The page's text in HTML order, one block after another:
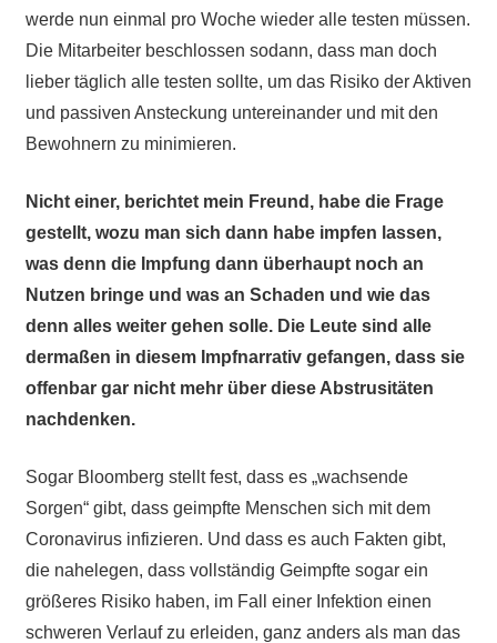
werde nun einmal pro Woche wieder alle testen müssen.
Die Mitarbeiter beschlossen sodann, dass man doch
lieber täglich alle testen sollte, um das Risiko der Aktiven
und passiven Ansteckung untereinander und mit den
Bewohnern zu minimieren.
Nicht einer, berichtet mein Freund, habe die Frage
gestellt, wozu man sich dann habe impfen lassen,
was denn die Impfung dann überhaupt noch an
Nutzen bringe und was an Schaden und wie das
denn alles weiter gehen solle. Die Leute sind alle
dermaßen in diesem Impfnarrativ gefangen, dass sie
offenbar gar nicht mehr über diese Abstrusitäten
nachdenken.
Sogar Bloomberg stellt fest, dass es „wachsende
Sorgen“ gibt, dass geimpfte Menschen sich mit dem
Coronavirus infizieren. Und dass es auch Fakten gibt,
die nahelegen, dass vollständig Geimpfte sogar ein
größeres Risiko haben, im Fall einer Infektion einen
schweren Verlauf zu erleiden, ganz anders als man das